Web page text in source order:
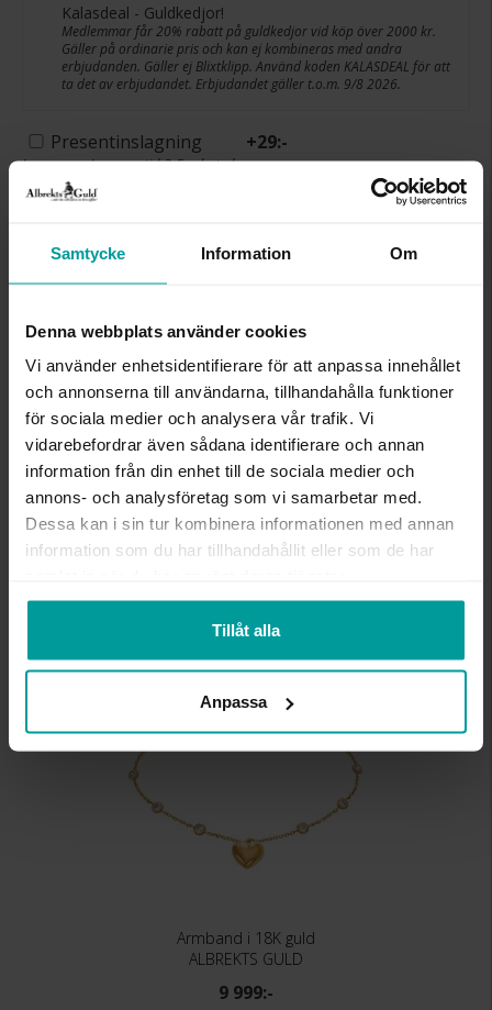
Samtycke Information Om
Denna webbplats använder cookies
Vi använder enhetsidentifierare för att anpassa innehållet
och annonserna till användarna, tillhandahålla funktioner
för sociala medier och analysera vår trafik. Vi
vidarebefordrar även sådana identifierare och annan
information från din enhet till de sociala medier och
annons- och analysföretag som vi samarbetar med.
Dessa kan i sin tur kombinera informationen med annan
information som du har tillhandahållit eller som de har
Tillåt alla
Anpassa
Kalasdeal - Guldkedjor!
Medlemmar får 20% rabatt på guldkedjor vid köp över 2000 kr.
Gäller på ordinarie pris och kan ej kombineras med andra
erbjudanden. Gäller ej Blixtklipp. Använd koden KALASDEAL för att
ta det av erbjudandet. Erbjudandet gäller t.o.m. 9/8 2026.
Presentinslagning +29:-
Lagervara. Leveranstid 2-5 arbetsdagar.
✅ Alltid grymma deals.
✅ Öppet köp i 30 dagar vid onlineköp.
LÄGG I VARUKORGEN
INFO
LÄNGD CA (CM)
45
VARUMÄRKE
Albrekts Guld
MATERIAL
Guld
ÄDELMETALL
18K Gold
STEN/PÄRLA
Kubisk zirkonia
VIKT CA (GRAM)
3,80
Liknande produkter
Kalasdeal
Armband i 18K guld
ALBREKTS GULD
9 999:-